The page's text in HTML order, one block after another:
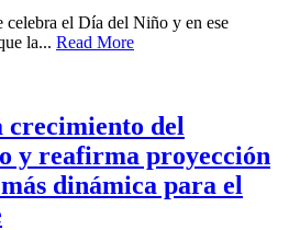
celebra el Día del Niño y en ese
la... Read More
crecimiento del
y reafirma proyección
dinámica para el